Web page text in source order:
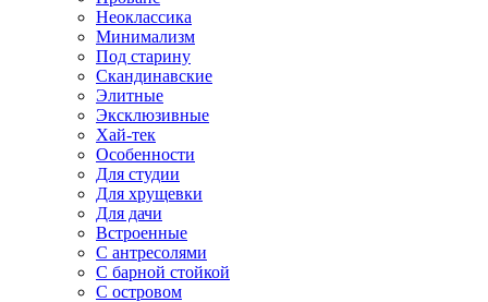
Неоклассика
Минимализм
Под старину
Скандинавские
Элитные
Эксклюзивные
Хай-тек
Особенности
Для студии
Для хрущевки
Для дачи
Встроенные
С антресолями
С барной стойкой
С островом